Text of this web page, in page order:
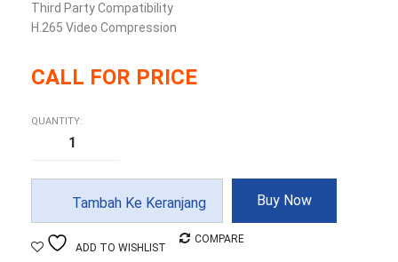
Third Party Compatibility
H.265 Video Compression
CALL FOR PRICE
QUANTITY:
NVR
(wireless)
Tambah Ke Keranjang Buy Now
ADD TO WISHLIST
COMPARE